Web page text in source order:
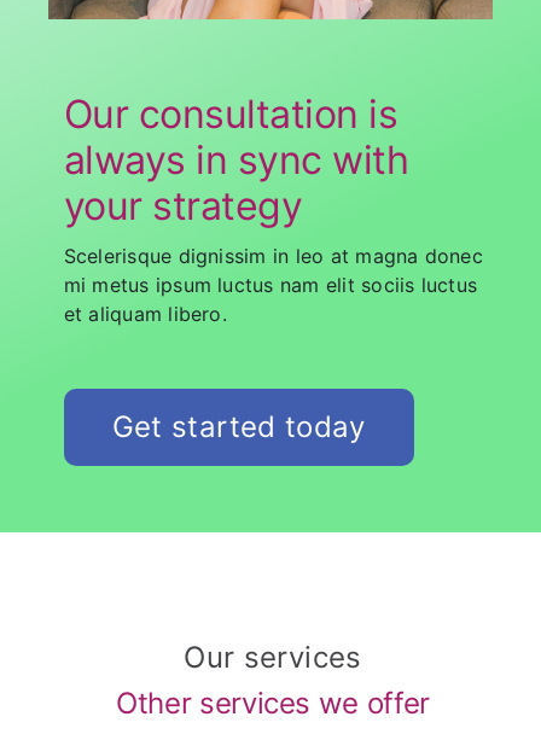
Our consultation is
always in sync with
your strategy
Scelerisque dignissim in leo at magna donec
mi metus ipsum luctus nam elit sociis luctus
et aliquam libero.
Get started today
Our services
Other services we offer